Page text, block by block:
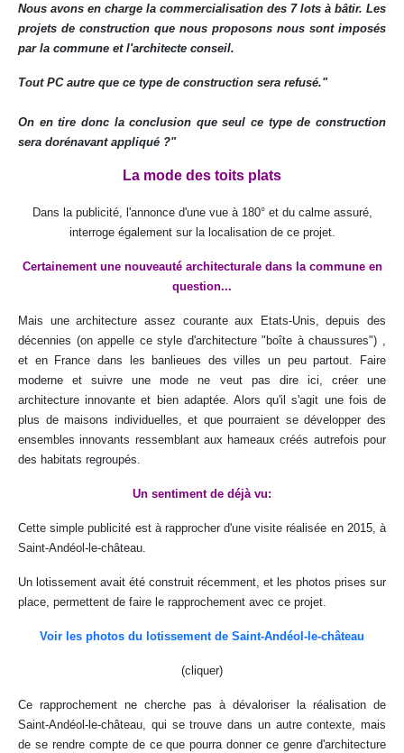
Nous avons en charge la commercialisation des 7 lots à bâtir. Les
projets de construction que nous proposons nous sont imposés
par la commune et l'architecte conseil.
Tout PC autre que ce type de construction sera refusé."
On en tire donc la conclusion que seul ce type de construction
sera dorénavant appliqué ?"
La mode des toits plats
Dans la publicité, l'annonce d'une vue à 180° et du calme assuré,
interroge également sur la localisation de ce projet.
Certainement une nouveauté architecturale dans la commune en
question...
Mais une architecture assez courante aux Etats-Unis, depuis des
décennies (on appelle ce style d'architecture "boîte à chaussures") ,
et en France dans les banlieues des villes un peu partout. Faire
moderne et suivre une mode ne veut pas dire ici, créer une
architecture innovante et bien adaptée. Alors qu'il s'agit une fois de
plus de maisons individuelles, et que pourraient se développer des
ensembles innovants ressemblant aux hameaux créés autrefois pour
des habitats regroupés.
Un sentiment de déjà vu:
Cette simple publicité est à rapprocher d'une visite réalisée en 2015, à
Saint-Andéol-le-château.
Un lotissement avait été construit récemment, et les photos prises sur
place, permettent de faire le rapprochement avec ce projet.
Voir les photos du lotissement de Saint-Andéol-le-château
(cliquer)
Ce rapprochement ne cherche pas à dévaloriser la réalisation de
Saint-Andéol-le-château, qui se trouve dans un autre contexte, mais
de se rendre compte de ce que pourra donner ce genre d'architecture